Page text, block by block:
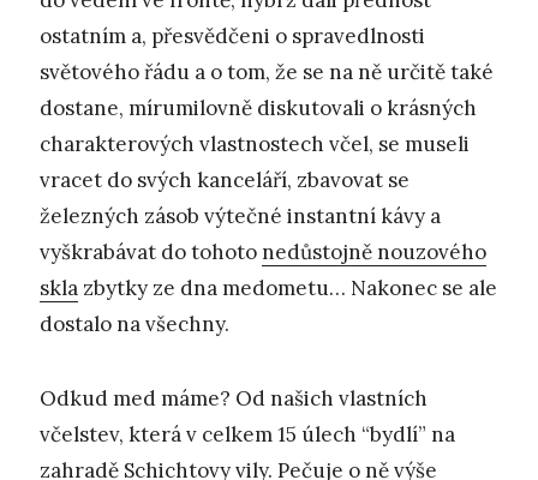
ostatním a, přesvědčeni o spravedlnosti
světového řádu a o tom, že se na ně určitě také
dostane, mírumilovně diskutovali o krásných
charakterových vlastnostech včel, se museli
vracet do svých kanceláří, zbavovat se
železných zásob výtečné instantní kávy a
vyškrabávat do tohotonedůstojně nouzového
skla zbytky ze dna medometu… Nakonec se ale
dostalo na všechny.
Odkud med máme? Od našich vlastních
včelstev, která v celkem 15 úlech “bydlí” na
zahradě Schichtovy vily. Pečuje o ně výše